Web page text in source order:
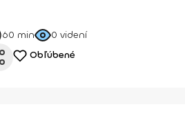
60 min 0 videní
Obľúbené